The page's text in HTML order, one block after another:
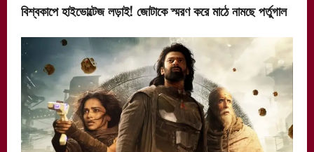
বিশ্বকাপে হাইভোল্টেজ লড়াই! জোটাকে স্মরণ করে মাঠে নামছে পর্তুগাল